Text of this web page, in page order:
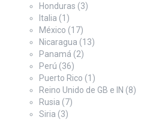
Honduras (3)
Italia (1)
México (17)
Nicaragua (13)
Panamá (2)
Perú (36)
Puerto Rico (1)
Reino Unido de GB e IN (8)
Rusia (7)
Siria (3)